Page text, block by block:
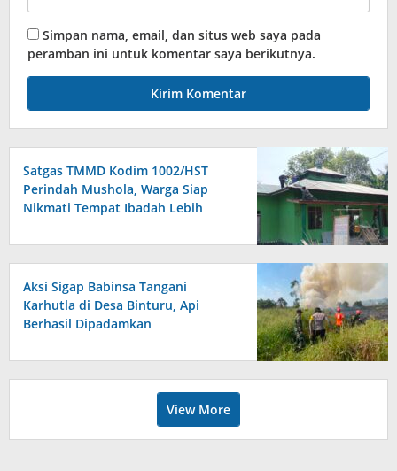
Simpan nama, email, dan situs web saya pada
peramban ini untuk komentar saya berikutnya.
Satgas TMMD Kodim 1002/HST
Perindah Mushola, Warga Siap
Nikmati Tempat Ibadah Lebih
Aksi Sigap Babinsa Tangani
Karhutla di Desa Binturu, Api
Berhasil Dipadamkan
View More